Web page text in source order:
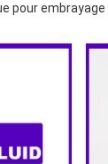
pour